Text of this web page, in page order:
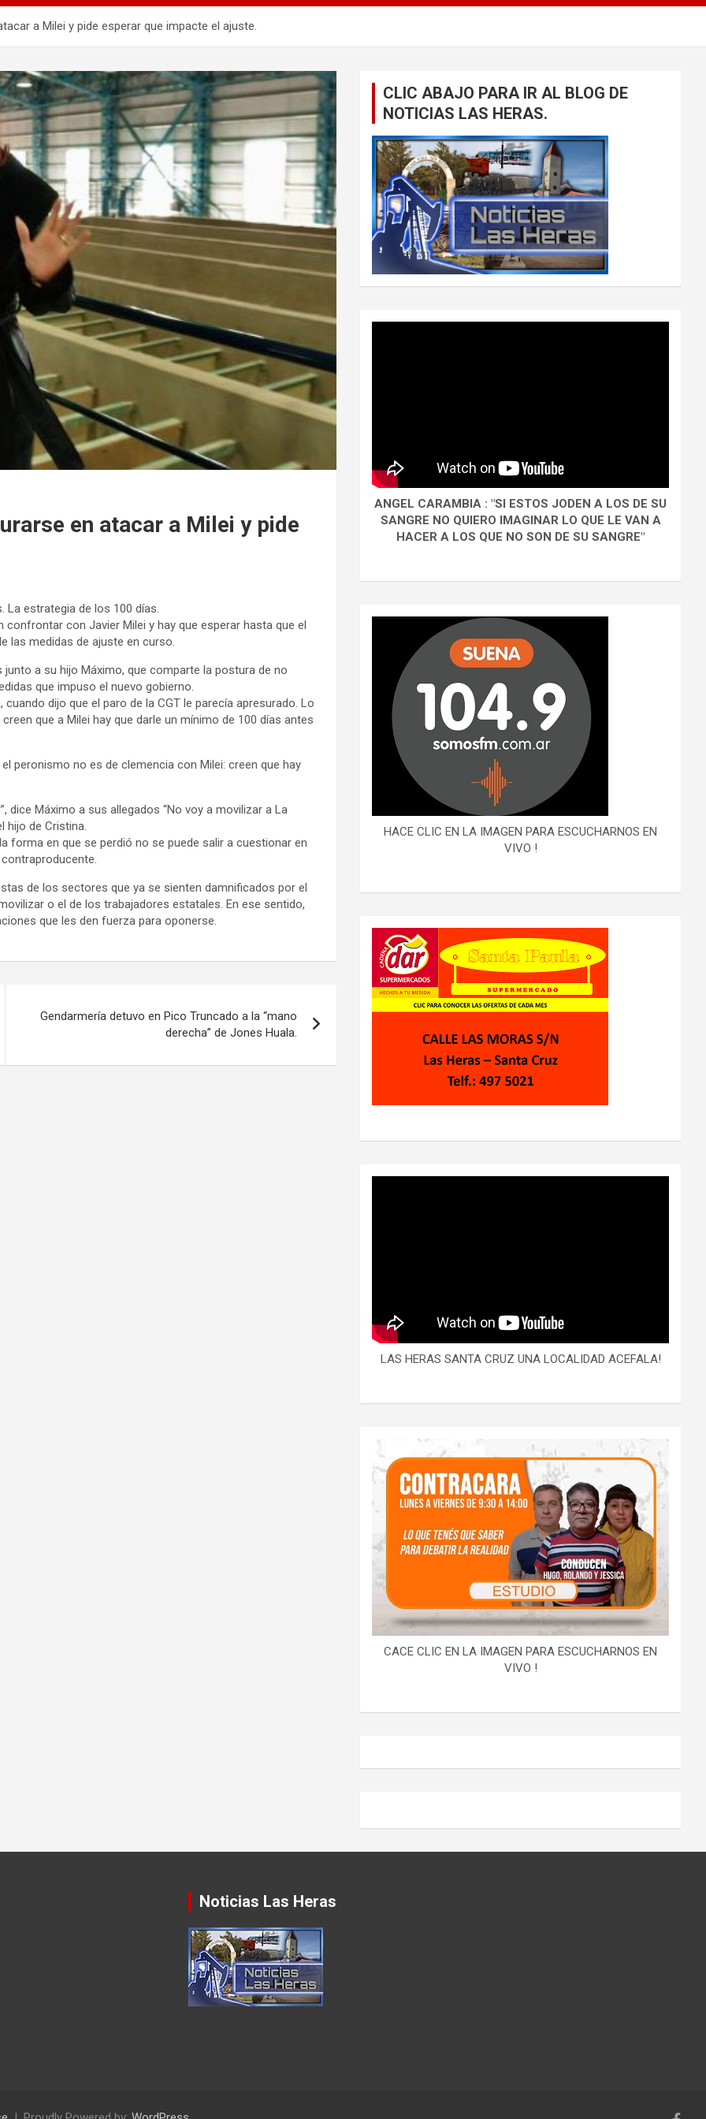
a Milei y pide esperar que impacte el ajuste.
en atacar a Milei y pide
La estrategia de los 100 días.
con Javier Milei y hay que esperar hasta que el
las medidas de ajuste en curso.
a su hijo Máximo, que comparte la postura de no
que impuso el nuevo gobierno.
dijo que el paro de la CGT le parecía apresurado. Lo
que a Milei hay que darle un mínimo de 100 días antes
peronismo no es de clemencia con Milei: creen que hay
dice Máximo a sus allegados “No voy a movilizar a La
hijo de Cristina.
forma en que se perdió no se puede salir a cuestionar en
de los sectores que ya se sienten damnificados por el
o el de los trabajadores estatales. En ese sentido,
que les den fuerza para oponerse.
Gendarmería detuvo en Pico Truncado a la “mano
derecha” de Jones Huala.
CLIC ABAJO PARA IR AL BLOG DE
NOTICIAS LAS HERAS.
ANGEL CARAMBIA : "SI ESTOS JODEN A LOS DE SU
SANGRE NO QUIERO IMAGINAR LO QUE LE VAN A
HACER A LOS QUE NO SON DE SU SANGRE"
HACE CLIC EN LA IMAGEN PARA ESCUCHARNOS EN
VIVO !
LAS HERAS SANTA CRUZ UNA LOCALIDAD ACEFALA!
CACE CLIC EN LA IMAGEN PARA ESCUCHARNOS EN
VIVO !
Noticias Las Heras